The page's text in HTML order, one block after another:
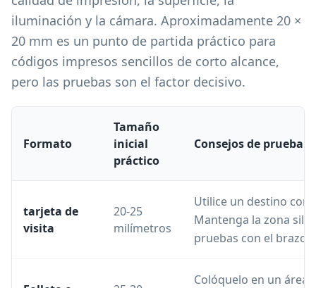
iluminación y la cámara. Aproximadamente 20 ×
20 mm es un punto de partida práctico para
códigos impresos sencillos de corto alcance,
pero las pruebas son el factor decisivo.
Formato
Tamaño
inicial
práctico
Consejos de prueba
tarjeta de
visita
20-25
milímetros
Utilice un destino
Mantenga la zona
pruebas con el brazo
Colóquelo en un área